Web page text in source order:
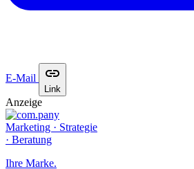
E-Mail
Link
Anzeige
Marketing · Strategie
· Beratung
Ihre Marke.